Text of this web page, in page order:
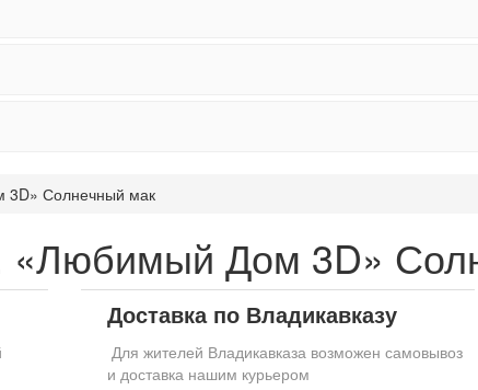
3D» Солнечный мак
«Любимый Дом 3D»
Доставка по Владикавказу
Для жителей Владикавказа возможен самовывоз
и доставка нашим курьером